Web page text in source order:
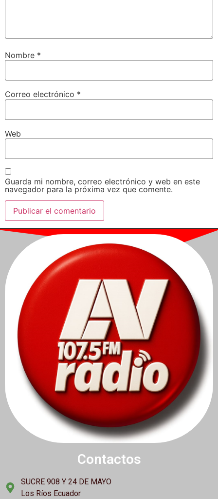
Nombre *
Correo electrónico *
Web
Guarda mi nombre, correo electrónico y web en este
navegador para la próxima vez que comente.
Contactos
SUCRE 908 Y 24 DE MAYO
Los Ríos Ecuador